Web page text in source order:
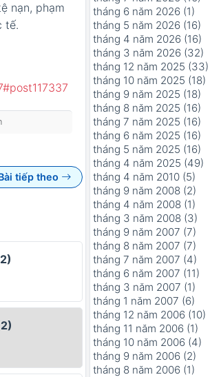
nạn, phạm
tế.
tiếp theo
tháng 6 năm 2026 (1)
tháng 5 năm 2026 (16)
tháng 4 năm 2026 (16)
tháng 3 năm 2026 (32)
tháng 12 năm 2025 (33)
tháng 10 năm 2025 (18)
tháng 9 năm 2025 (18)
tháng 8 năm 2025 (16)
tháng 7 năm 2025 (16)
tháng 6 năm 2025 (16)
tháng 5 năm 2025 (16)
tháng 4 năm 2025 (49)
tháng 4 năm 2010 (5)
tháng 9 năm 2008 (2)
tháng 4 năm 2008 (1)
tháng 3 năm 2008 (3)
tháng 9 năm 2007 (7)
tháng 8 năm 2007 (7)
tháng 7 năm 2007 (4)
tháng 6 năm 2007 (11)
tháng 3 năm 2007 (1)
tháng 1 năm 2007 (6)
tháng 12 năm 2006 (10)
tháng 11 năm 2006 (1)
tháng 10 năm 2006 (4)
tháng 9 năm 2006 (2)
tháng 8 năm 2006 (1)